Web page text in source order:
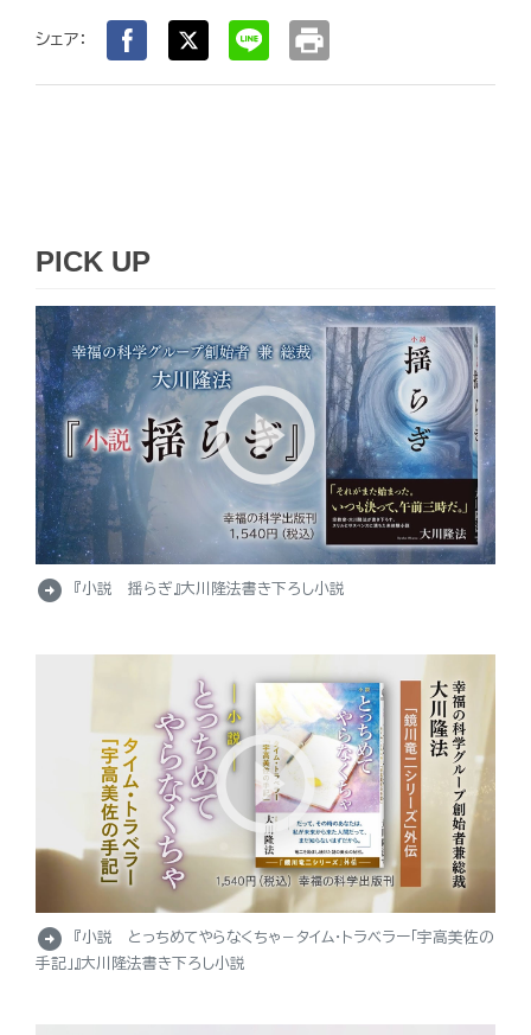
シェア： print
PICK UP
arrow_circle_right 『小説 揺らぎ』大川隆法書き下ろし小説
arrow_circle_right
『小説 とっちめてやらなくちゃ－タイム・トラベラー「宇高美佐の
手記」』大川隆法書き下ろし小説